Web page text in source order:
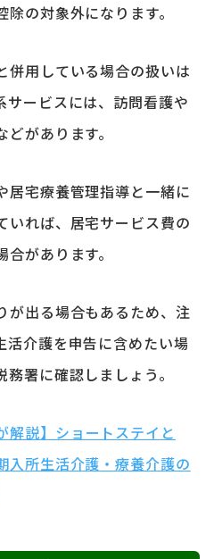
の対象外になります。
併用している場合の扱いは
サービスには、訪問看護や
があります。
居宅療養管理指導と一緒に
いれば、居宅サービス費の
があります。
が出る場合もあるため、注
活介護を申告に含めたい場
署に確認しましょう。
解説】ショートステイと
入所生活介護・療養介護の